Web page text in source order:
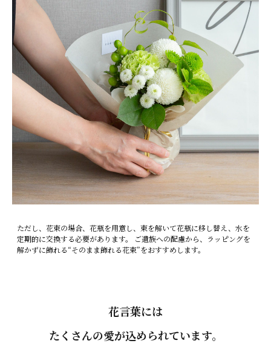
ただし、花束の場合、花瓶を用意し、束を解いて花瓶に移し替え、水を
定期的に交換する必要があります。 ご遺族への配慮から、ラッピングを
解かずに飾れる“そのまま飾れる花束”をおすすめします。
花言葉には
たくさんの愛が込められています。